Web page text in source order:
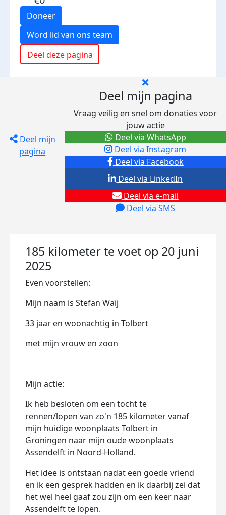
Doneer
Word lid van ons team
Deel deze pagina
Deel mijn
pagina
Deel mijn pagina
Vraag veilig en snel om donaties voor
jouw actie
Deel via Facebook
Deel via Instagram
Deel via e-mail
Deel via SMS
Deel via LinkedIn
Deel via WhatsApp
185 kilometer te voet op 20 juni
2025
Even voorstellen:
Mijn naam is Stefan Waij
33 jaar en woonachtig in Tolbert
met mijn vrouw en zoon
Mijn actie:
Ik heb besloten om een tocht te
rennen/lopen van zo'n 185 kilometer vanaf
mijn huidige woonplaats Tolbert in
Groningen naar mijn oude woonplaats
Assendelft in Noord-Holland.
Het idee is ontstaan nadat een goede vriend
en ik een gesprek hadden en ik daarbij zei dat
het wel heel gaaf zou zijn om een keer naar
Assendelft te lopen.